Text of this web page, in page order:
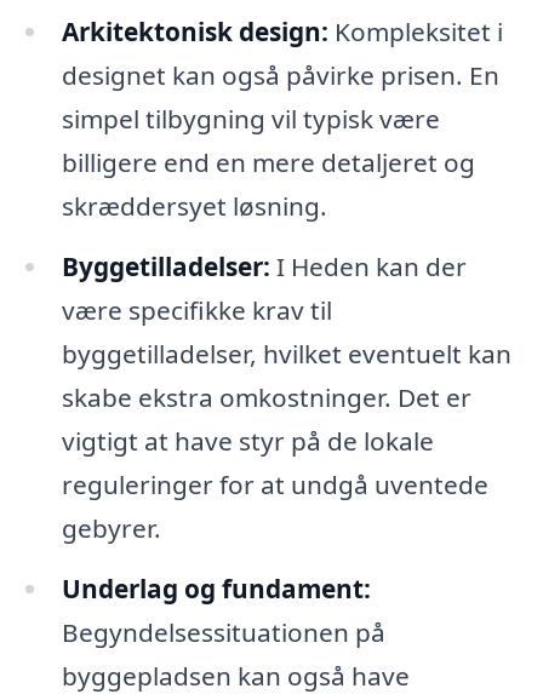
Arkitektonisk design: Kompleksitet i
designet kan også påvirke prisen. En
simpel tilbygning vil typisk være
billigere end en mere detaljeret og
skræddersyet løsning.
Byggetilladelser: I Heden kan der
være specifikke krav til
byggetilladelser, hvilket eventuelt kan
skabe ekstra omkostninger. Det er
vigtigt at have styr på de lokale
reguleringer for at undgå uventede
gebyrer.
Underlag og fundament:
Begyndelsessituationen på
byggepladsen kan også have